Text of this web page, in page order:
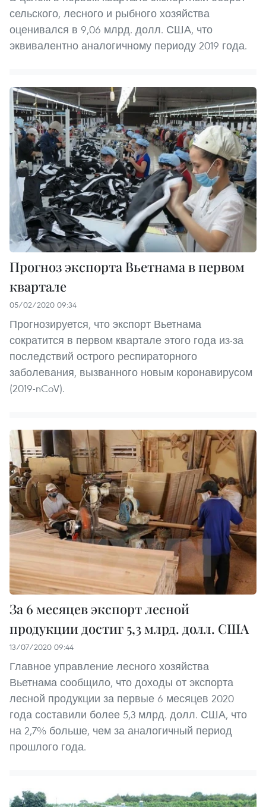
сельского, лесного и рыбного хозяйства
оценивался в 9,06 млрд. долл. США, что
эквивалентно аналогичному периоду 2019 года.
Прогноз экспорта Вьетнама в первом
квартале
05/02/2020 09:34
Прогнозируется, что экспорт Вьетнама
сократится в первом квартале этого года из-за
последствий острого респираторного
заболевания, вызванного новым коронавирусом
(2019-nCoV).
За 6 месяцев экспорт лесной
продукции достиг 5,3 млрд. долл. США
13/07/2020 09:44
Главное управление лесного хозяйства
Вьетнама сообщило, что доходы от экспорта
лесной продукции за первые 6 месяцев 2020
года составили более 5,3 млрд. долл. США, что
на 2,7% больше, чем за аналогичный период
прошлого года.